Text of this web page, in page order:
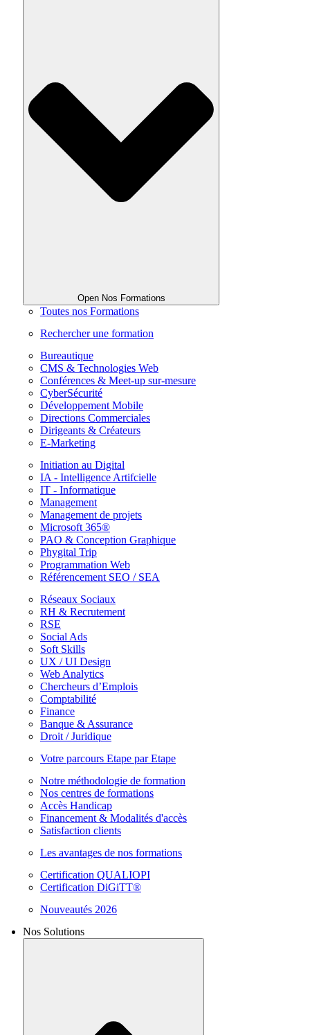
Open Nos Formations
Toutes nos Formations
Rechercher une formation
Bureautique
CMS & Technologies Web
Conférences & Meet-up sur-mesure
CyberSécurité
Développement Mobile
Directions Commerciales
Dirigeants & Créateurs
E-Marketing
Initiation au Digital
IA - Intelligence Artifcielle
IT - Informatique
Management
Management de projets
Microsoft 365®
PAO & Conception Graphique
Phygital Trip
Programmation Web
Référencement SEO / SEA
Réseaux Sociaux
RH & Recrutement
RSE
Social Ads
Soft Skills
UX / UI Design
Web Analytics
Chercheurs d’Emplois
Comptabilité
Finance
Banque & Assurance
Droit / Juridique
Votre parcours Etape par Etape
Notre méthodologie de formation
Nos centres de formations
Accès Handicap
Financement & Modalités d'accès
Satisfaction clients
Les avantages de nos formations
Certification QUALIOPI
Certification DiGiTT®
Nouveautés 2026
Nos Solutions